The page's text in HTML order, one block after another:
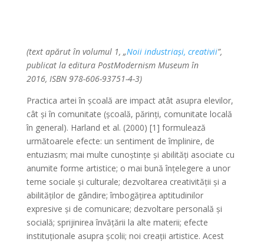
(text apărut în volumul 1, „Noii industriași, creativii”,
publicat la editura PostModernism Museum în
2016, ISBN 978-606-93751-4-3)
Practica artei în școală are impact atât asupra elevilor,
cât și în comunitate (școală, părinți, comunitate locală
în general). Harland et al. (2000) [1] formulează
următoarele efecte: un sentiment de împlinire, de
entuziasm; mai multe cunoștințe și abilități asociate cu
anumite forme artistice; o mai bună înțelegere a unor
teme sociale și culturale; dezvoltarea creativității și a
abilităților de gândire; îmbogățirea aptitudinilor
expresive și de comunicare; dezvoltare personală și
socială; sprijinirea învățării la alte materii; efecte
instituționale asupra școlii; noi creații artistice. Acest